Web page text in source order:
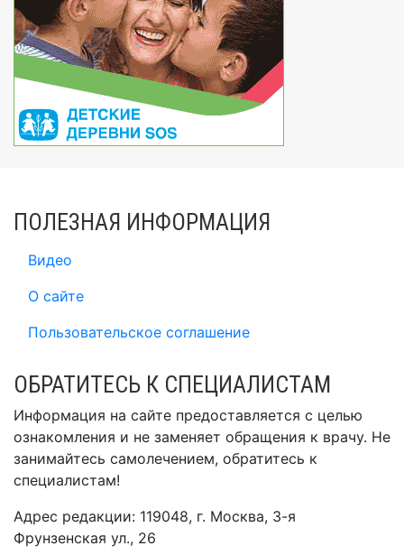
ПОЛЕЗНАЯ ИНФОРМАЦИЯ
Видео
О сайте
Пользовательское соглашение
ОБРАТИТЕСЬ К СПЕЦИАЛИСТАМ
Информация на сайте предоставляется с целью
ознакомления и не заменяет обращения к врачу. Не
занимайтесь самолечением, обратитесь к
специалистам!
Адрес редакции: 119048, г. Москва, 3-я
Фрунзенская ул., 26